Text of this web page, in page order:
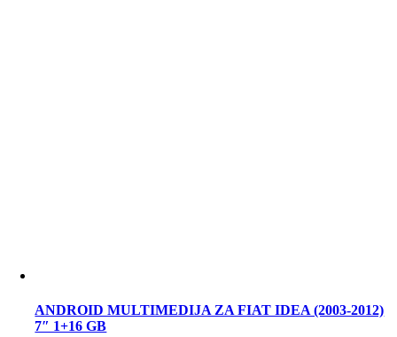
ANDROID MULTIMEDIJA ZA FIAT IDEA (2003-2012)
7″ 1+16 GB